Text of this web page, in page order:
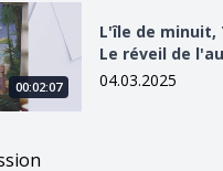
minuit, Tome 1 : Le réveil
00:02:07
L'île de minuit,
Le réveil de
04.03.2025